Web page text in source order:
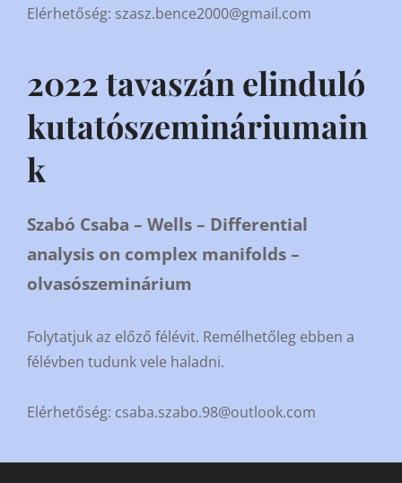
Elérhetőség: szasz.bence2000@gmail.com
2022 tavaszán elinduló
kutatószemináriumain
k
Szabó Csaba – Wells – Differential
analysis on complex manifolds –
olvasószeminárium
Folytatjuk az előző félévit. Remélhetőleg ebben a
félévben tudunk vele haladni.
Elérhetőség: csaba.szabo.98@outlook.com